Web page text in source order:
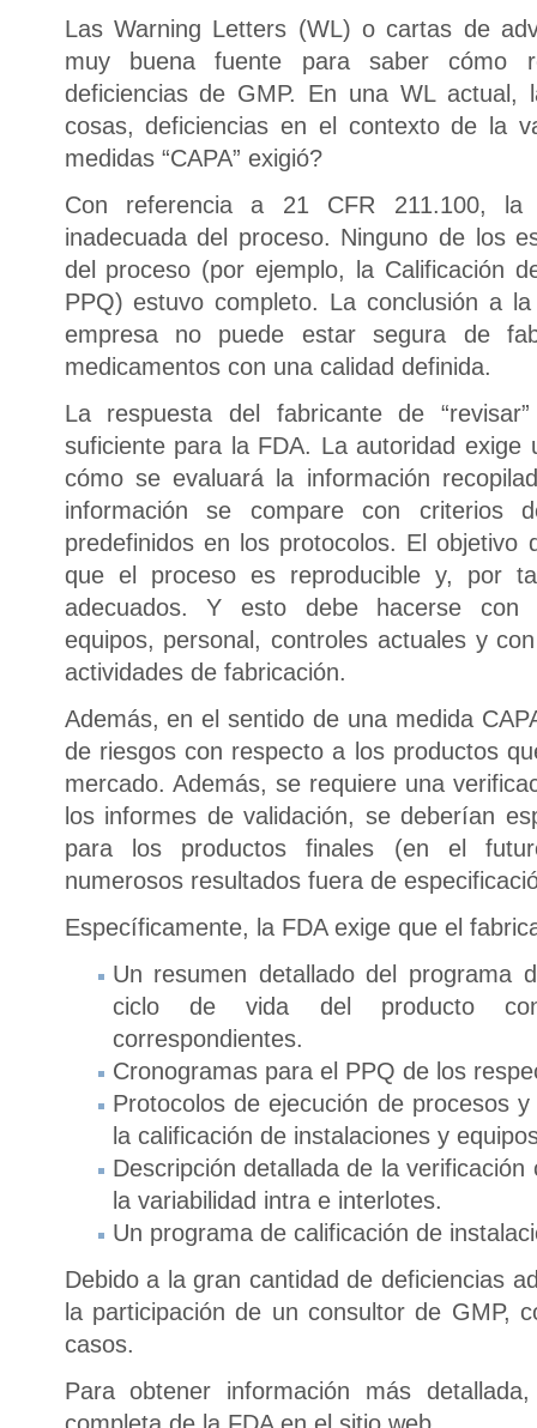
Las Warning Letters (WL) o cartas de
muy buena fuente para saber cómo
deficiencias de GMP. En una WL actual,
cosas, deficiencias en el contexto de la
medidas “CAPA” exigió?
Con referencia a 21 CFR 211.100, la
inadecuada del proceso. Ninguno de los
del proceso (por ejemplo, la Calificación
PPQ) estuvo completo. La conclusión a
empresa no puede estar segura de
medicamentos con una calidad definida.
La respuesta del fabricante de
suficiente para la FDA. La autoridad exige
cómo se evaluará la información
información se compare con criterios
predefinidos en los protocolos. El objetivo
que el proceso es reproducible y, por
adecuados. Y esto debe hacerse con
equipos, personal, controles actuales y
actividades de fabricación.
Además, en el sentido de una medida
de riesgos con respecto a los productos
mercado. Además, se requiere una
los informes de validación, se deberían
para los productos finales (en el
numerosos resultados fuera de
Específicamente, la FDA exige que el
Un resumen detallado del programa
ciclo de vida del producto
correspondientes.
Cronogramas para el PPQ de los
Protocolos de ejecución de procesos
la calificación de instalaciones y
Descripción detallada de la
la variabilidad intra e interlotes.
Un programa de calificación de
Debido a la gran cantidad de deficiencias
la participación de un consultor de GMP,
casos.
Para obtener información más